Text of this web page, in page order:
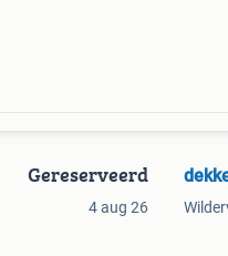
Gereserveerd
4 aug 26